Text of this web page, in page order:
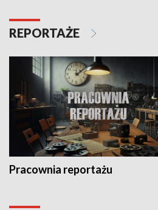
REPORTAŻE
Pracownia reportażu